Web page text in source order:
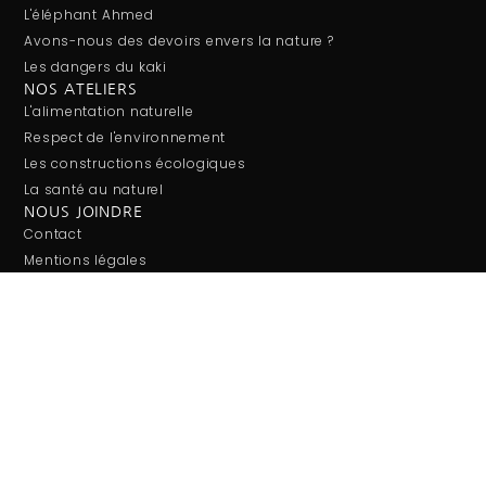
L'éléphant Ahmed
Avons-nous des devoirs envers la nature ?
Les dangers du kaki
NOS ATELIERS
L'alimentation naturelle
Respect de l'environnement
Les constructions écologiques
La santé au naturel
NOUS JOINDRE
Contact
Mentions légales